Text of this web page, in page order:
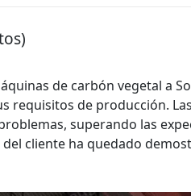
de carbón vegetal a
requisitos de producción.
superando las
cliente ha quedado